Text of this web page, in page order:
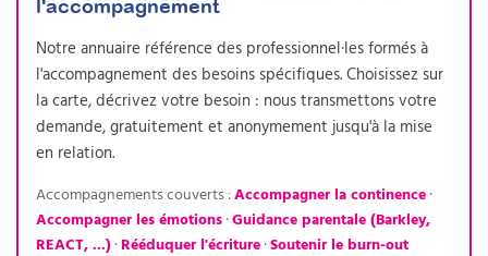
l'accompagnement
Notre annuaire référence des professionnel·les formés à
l'accompagnement des besoins spécifiques. Choisissez sur
la carte, décrivez votre besoin : nous transmettons votre
demande, gratuitement et anonymement jusqu'à la mise
en relation.
Accompagnements couverts :Accompagner la continence·
Accompagner les émotions·Guidance parentale (Barkley,
REACT, ...)·Rééduquer l'écriture·Soutenir le burn-out